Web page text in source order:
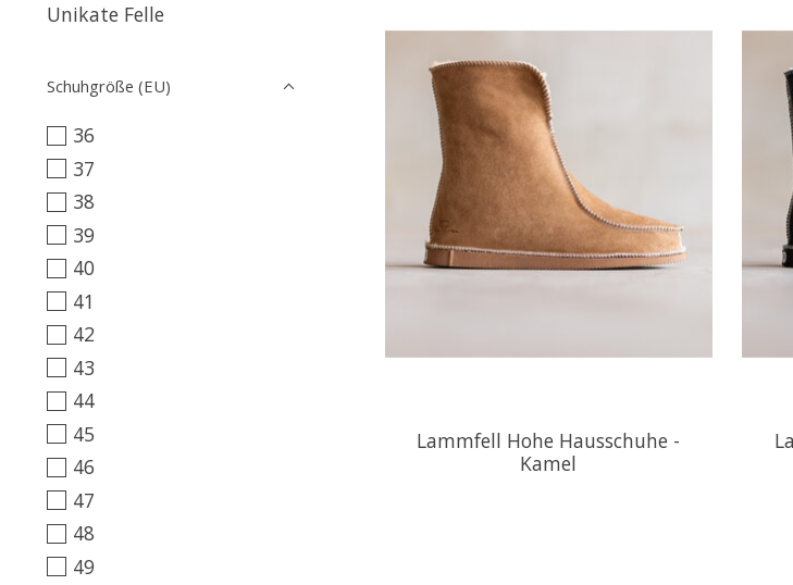
Unikate Felle
Schuhgröße (EU)
36
37
38
39
40
41
42
43
44
45
46
47
48
49
Lammfell Hohe Hausschuhe -
Kamel